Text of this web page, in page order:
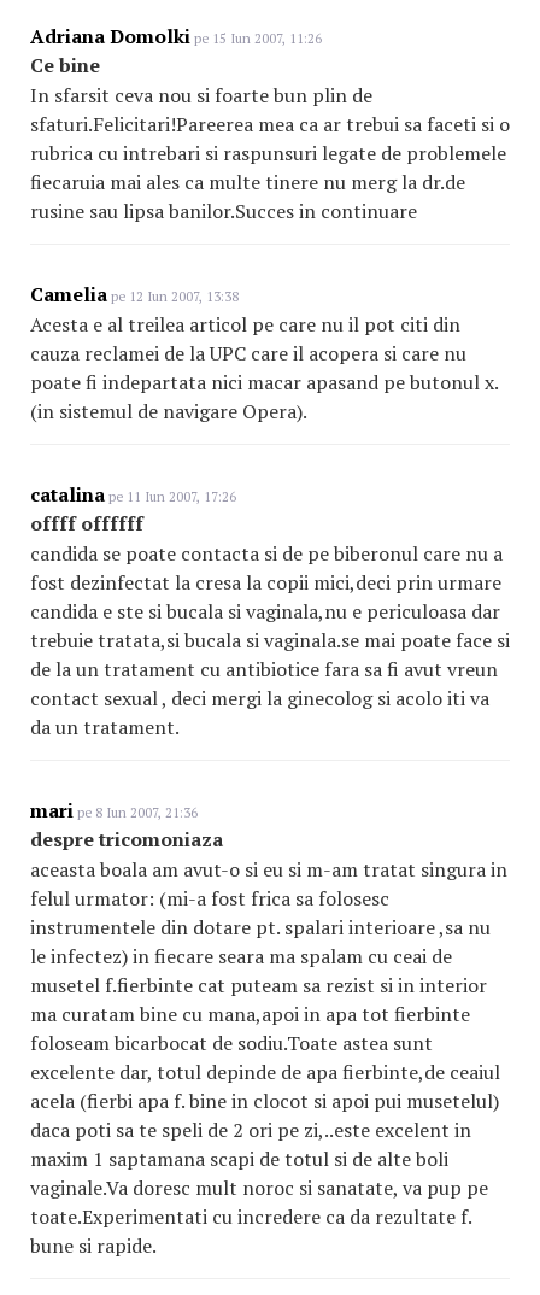
Adriana Domolki pe 15 Iun 2007, 11:26
Ce bine
In sfarsit ceva nou si foarte bun plin de
sfaturi.Felicitari!Pareerea mea ca ar trebui sa faceti si o
rubrica cu intrebari si raspunsuri legate de problemele
fiecaruia mai ales ca multe tinere nu merg la dr.de
rusine sau lipsa banilor.Succes in continuare
Camelia pe 12 Iun 2007, 13:38
Acesta e al treilea articol pe care nu il pot citi din
cauza reclamei de la UPC care il acopera si care nu
poate fi indepartata nici macar apasand pe butonul x.
(in sistemul de navigare Opera).
catalina pe 11 Iun 2007, 17:26
offff offffff
candida se poate contacta si de pe biberonul care nu a
fost dezinfectat la cresa la copii mici,deci prin urmare
candida e ste si bucala si vaginala,nu e periculoasa dar
trebuie tratata,si bucala si vaginala.se mai poate face si
de la un tratament cu antibiotice fara sa fi avut vreun
contact sexual , deci mergi la ginecolog si acolo iti va
da un tratament.
mari pe 8 Iun 2007, 21:36
despre tricomoniaza
aceasta boala am avut-o si eu si m-am tratat singura in
felul urmator: (mi-a fost frica sa folosesc
instrumentele din dotare pt. spalari interioare ,sa nu
le infectez) in fiecare seara ma spalam cu ceai de
musetel f.fierbinte cat puteam sa rezist si in interior
ma curatam bine cu mana,apoi in apa tot fierbinte
foloseam bicarbocat de sodiu.Toate astea sunt
excelente dar, totul depinde de apa fierbinte,de ceaiul
acela (fierbi apa f. bine in clocot si apoi pui musetelul)
daca poti sa te speli de 2 ori pe zi,..este excelent in
maxim 1 saptamana scapi de totul si de alte boli
vaginale.Va doresc mult noroc si sanatate, va pup pe
toate.Experimentati cu incredere ca da rezultate f.
bune si rapide.